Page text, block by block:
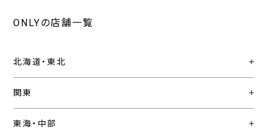
ONLYの店舗一覧
北海道・東北
関東
東海・中部